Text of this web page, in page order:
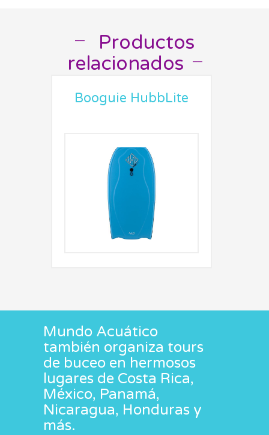
Productos
relacionados
Booguie HubbLite
Mundo Acuático
también organiza tours
de buceo en hermosos
lugares de Costa Rica,
México, Panamá,
Nicaragua, Honduras y
más.